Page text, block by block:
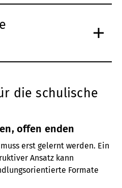
die schulische
offen enden
erst gelernt werden. Ein
Ansatz kann
Formate